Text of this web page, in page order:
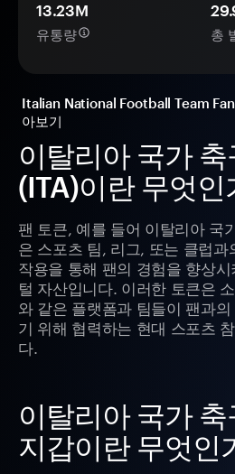
이탈리아 국가
(ITA)이란 무엇인
팬 토큰, 예를 들어 이탈리아 국
은 스포츠 팀, 리그, 또는 클럽
작용을 통해 팬의 경험을 향상
털 자산입니다. 이러한 토큰은
와 같은 플랫폼과 팀들이 팬과
기 위해 협력하는 현대 스포츠
다.
이탈리아 국가
지갑이란 무엇인
13.23M
유통량 총
Italian National Football Team
아보기